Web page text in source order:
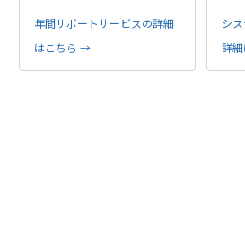
年間サポートサービスの詳細
はこちら →
シ
詳